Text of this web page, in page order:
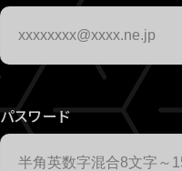
パスワード